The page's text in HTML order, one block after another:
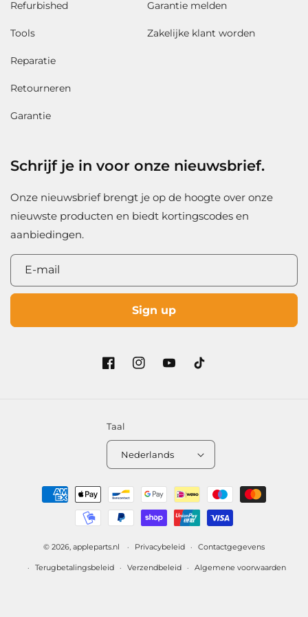
Refurbished
Tools
Reparatie
Retourneren
Garantie
Garantie melden
Zakelijke klant worden
Schrijf je in voor onze nieuwsbrief.
Onze nieuwsbrief brengt je op de hoogte over onze
nieuwste producten en biedt kortingscodes en
aanbiedingen.
E‑mail
Sign up
FacebookInstagramYouTubeTikTok
Taal
Nederlands
Betaalmethoden
© 2026, appleparts.nl Privacybeleid Contactgegevens
Terugbetalingsbeleid Verzendbeleid Algemene voorwaarden